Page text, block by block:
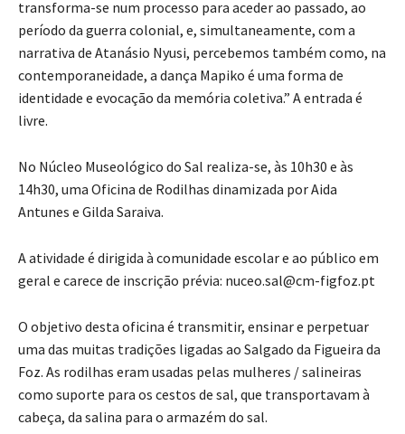
transforma-se num processo para aceder ao passado, ao
período da guerra colonial, e, simultaneamente, com a
narrativa de Atanásio Nyusi, percebemos também como, na
contemporaneidade, a dança Mapiko é uma forma de
identidade e evocação da memória coletiva.” A entrada é
livre.
No Núcleo Museológico do Sal realiza-se, às 10h30 e às
14h30, uma Oficina de Rodilhas dinamizada por Aida
Antunes e Gilda Saraiva.
A atividade é dirigida à comunidade escolar e ao público em
geral e carece de inscrição prévia: nuceo.sal@cm-figfoz.pt
O objetivo desta oficina é transmitir, ensinar e perpetuar
uma das muitas tradições ligadas ao Salgado da Figueira da
Foz. As rodilhas eram usadas pelas mulheres / salineiras
como suporte para os cestos de sal, que transportavam à
cabeça, da salina para o armazém do sal.